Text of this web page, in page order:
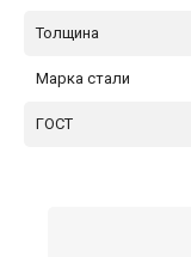
Толщина
Марка стали
ГОСТ